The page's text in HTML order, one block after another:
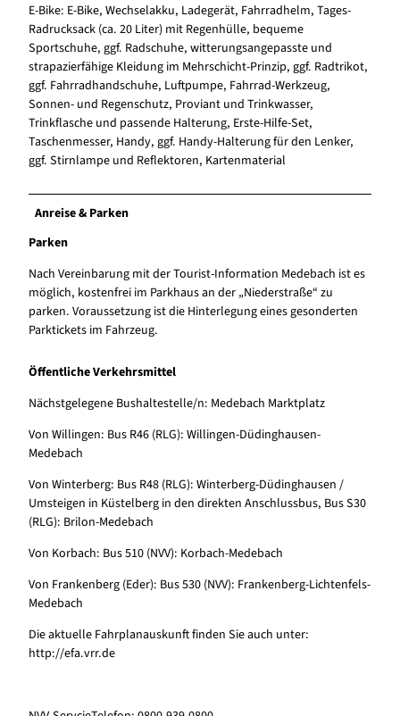
E-Bike: E-Bike, Wechselakku, Ladegerät, Fahrradhelm, Tages-
Radrucksack (ca. 20 Liter) mit Regenhülle, bequeme
Sportschuhe, ggf. Radschuhe, witterungsangepasste und
strapazierfähige Kleidung im Mehrschicht-Prinzip, ggf. Radtrikot,
ggf. Fahrradhandschuhe, Luftpumpe, Fahrrad-Werkzeug,
Sonnen- und Regenschutz, Proviant und Trinkwasser,
Trinkflasche und passende Halterung, Erste-Hilfe-Set,
Taschenmesser, Handy, ggf. Handy-Halterung für den Lenker,
ggf. Stirnlampe und Reflektoren, Kartenmaterial
Anreise & Parken
Parken
Nach Vereinbarung mit der Tourist-Information Medebach ist es
möglich, kostenfrei im Parkhaus an der „Niederstraße“ zu
parken. Voraussetzung ist die Hinterlegung eines gesonderten
Parktickets im Fahrzeug.
Öffentliche Verkehrsmittel
Nächstgelegene Bushaltestelle/n: Medebach Marktplatz
Von Willingen: Bus R46 (RLG): Willingen-Düdinghausen-
Medebach
Von Winterberg: Bus R48 (RLG): Winterberg-Düdinghausen /
Umsteigen in Küstelberg in den direkten Anschlussbus, Bus S30
(RLG): Brilon-Medebach
Von Korbach: Bus 510 (NVV): Korbach-Medebach
Von Frankenberg (Eder): Bus 530 (NVV): Frankenberg-Lichtenfels-
Medebach
Die aktuelle Fahrplanauskunft finden Sie auch unter:
http://efa.vrr.de